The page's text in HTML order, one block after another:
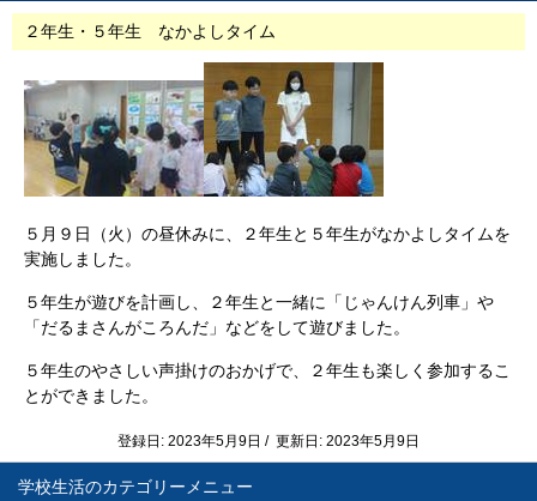
学校生活
２年生・５年生 なかよしタイム
５月９日（火）の昼休みに、２年生と５年生がなかよしタイムを
実施しました。
５年生が遊びを計画し、２年生と一緒に「じゃんけん列車」や
「だるまさんがころんだ」などをして遊びました。
５年生のやさしい声掛けのおかげで、２年生も楽しく参加するこ
とができました。
登録日: 2023年5月9日 / 更新日: 2023年5月9日